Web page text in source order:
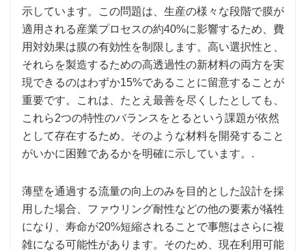
示しています。この問題は、生産の様々な段階で膜が
適用される産業プロセスの約40%に影響するため、費
用対効果は膜の有効性を制限します。高い選択性と、
それらを製造するための高透過性の新材料の両方を実
現できるのはわずか15%であることに留意することが
重要です。これは、たとえ最善を尽くしたとしても、
これら2つの特性のバランスをとるという課題が依然
として存在するため、そのような材料を開発すること
がいかに困難であるかを明確に示しています。.
薄壁を通過する流量の向上のみを目的とした設計を採
用した場合、ファウリング耐性などの他の要素が犠牲
になり、寿命が20%短縮されることで事態はさらに複
雑になる可能性があります。そのため、現在利用可能